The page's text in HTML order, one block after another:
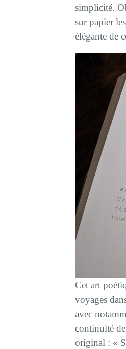
simplicité.
sur papier
élégante de
Cet art
voyages
avec
continuité
original : «